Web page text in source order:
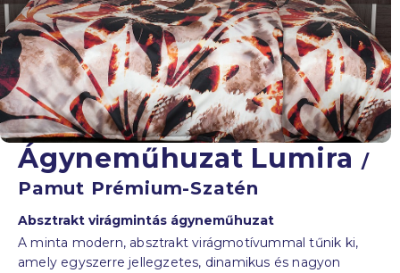
Ágyneműhuzat Lumira /
Pamut Prémium-Szatén
Absztrakt virágmintás ágyneműhuzat
A minta modern, absztrakt virágmotívummal tűnik ki,
amely egyszerre jellegzetes, dinamikus és nagyon